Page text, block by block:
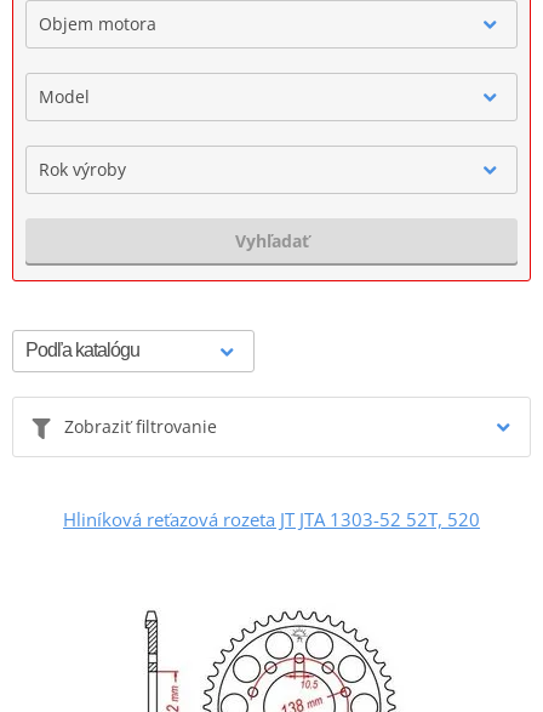
Objem motora
Model
Rok výroby
Vyhľadať
Zobraziť filtrovanie
Hliníková reťazová rozeta JT JTA 1303-52 52T, 520